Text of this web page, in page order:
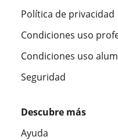
Política de privacidad
Condiciones uso
Condiciones uso
Seguridad
Descubre más
Ayuda